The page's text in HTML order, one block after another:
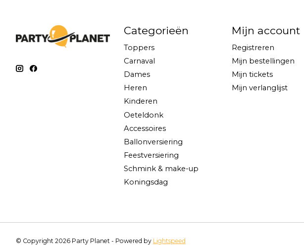
Categorieën
Toppers
Carnaval
Dames
Heren
Kinderen
Oeteldonk
Accessoires
Ballonversiering
Feestversiering
Schmink & make-up
Koningsdag
Mijn account
Registreren
Mijn bestellingen
Mijn tickets
Mijn verlanglijst
© Copyright 2026 Party Planet - Powered by Lightspeed